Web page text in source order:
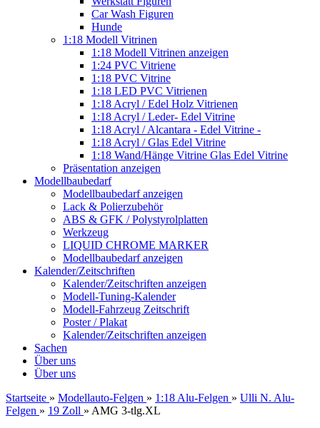
Car Wash Figuren
Hunde
1:18 Modell Vitrinen
1:18 Modell Vitrinen anzeigen
1:24 PVC Vitriene
1:18 PVC Vitrine
1:18 LED PVC Vitrienen
1:18 Acryl / Edel Holz Vitrienen
1:18 Acryl / Leder- Edel Vitrine
1:18 Acryl / Alcantara - Edel Vitrine -
1:18 Acryl / Glas Edel Vitrine
1:18 Wand/Hänge Vitrine Glas Edel Vitrine
Präsentation anzeigen
Modellbaubedarf
Modellbaubedarf anzeigen
Lack & Polierzubehör
ABS & GFK / Polystyrolplatten
Werkzeug
LIQUID CHROME MARKER
Modellbaubedarf anzeigen
Kalender/Zeitschriften
Kalender/Zeitschriften anzeigen
Modell-Tuning-Kalender
Modell-Fahrzeug Zeitschrift
Poster / Plakat
Kalender/Zeitschriften anzeigen
Sachen
Über uns
Über uns
Startseite » Modellauto-Felgen » 1:18 Alu-Felgen » Ulli N. Alu-
Felgen » 19 Zoll » AMG 3-tlg.XL